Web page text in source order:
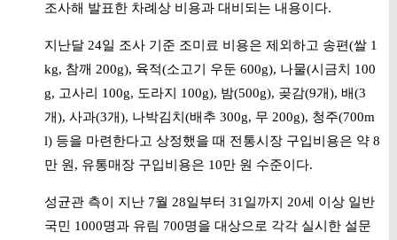
조사해 발표한 차례상 비용과 대비되는 내용이다.
지난달 24일 조사 기준 조미료 비용은 제외하고 송편(쌀 1
kg, 참깨 200g), 육적(소고기 우둔 600g), 나물(시금치 100
g, 고사리 100g, 도라지 100g), 밤(500g), 곶감(9개), 배(3
개), 사과(3개), 나박김치(배추 300g, 무 200g), 청주(700m
l) 등을 마련한다고 상정했을 때 전통시장 구입비용은 약 8
만 원, 유통매장 구입비용은 10만 원 수준이다.
성균관 측이 지난 7월 28일부터 31일까지 20세 이상 일반
국민 1000명과 유림 700명을 대상으로 각각 실시한 설문